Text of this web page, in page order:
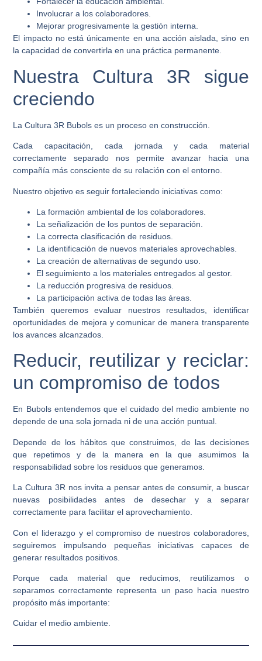
Involucrar a los colaboradores.
Mejorar progresivamente la gestión interna.
El impacto no está únicamente en una acción aislada, sino en
la capacidad de convertirla en una práctica permanente.
Nuestra Cultura 3R sigue
creciendo
La Cultura 3R Bubols es un proceso en construcción.
Cada capacitación, cada jornada y cada material
correctamente separado nos permite avanzar hacia una
compañía más consciente de su relación con el entorno.
Nuestro objetivo es seguir fortaleciendo iniciativas como:
La formación ambiental de los colaboradores.
La señalización de los puntos de separación.
La correcta clasificación de residuos.
La identificación de nuevos materiales aprovechables.
La creación de alternativas de segundo uso.
El seguimiento a los materiales entregados al gestor.
La reducción progresiva de residuos.
La participación activa de todas las áreas.
También queremos evaluar nuestros resultados, identificar
oportunidades de mejora y comunicar de manera transparente
los avances alcanzados.
Reducir, reutilizar y reciclar:
un compromiso de todos
En Bubols entendemos que el cuidado del medio ambiente no
depende de una sola jornada ni de una acción puntual.
Depende de los hábitos que construimos, de las decisiones
que repetimos y de la manera en la que asumimos la
responsabilidad sobre los residuos que generamos.
La Cultura 3R nos invita a pensar antes de consumir, a buscar
nuevas posibilidades antes de desechar y a separar
correctamente para facilitar el aprovechamiento.
Con el liderazgo y el compromiso de nuestros colaboradores,
seguiremos impulsando pequeñas iniciativas capaces de
generar resultados positivos.
Porque cada material que reducimos, reutilizamos o
separamos correctamente representa un paso hacia nuestro
propósito más importante:
Cuidar el medio ambiente.